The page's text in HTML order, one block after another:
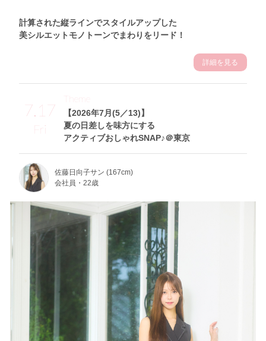
計算された縦ラインでスタイルアップした
美シルエットモノトーンでまわりをリード！
詳細を見る
7.17
Fri
【2026年7月(5／13)】
夏の日差しを味方にする
アクティブおしゃれSNAP♪＠東京
Theme
佐藤日向子サン (167cm)
会社員・22歳